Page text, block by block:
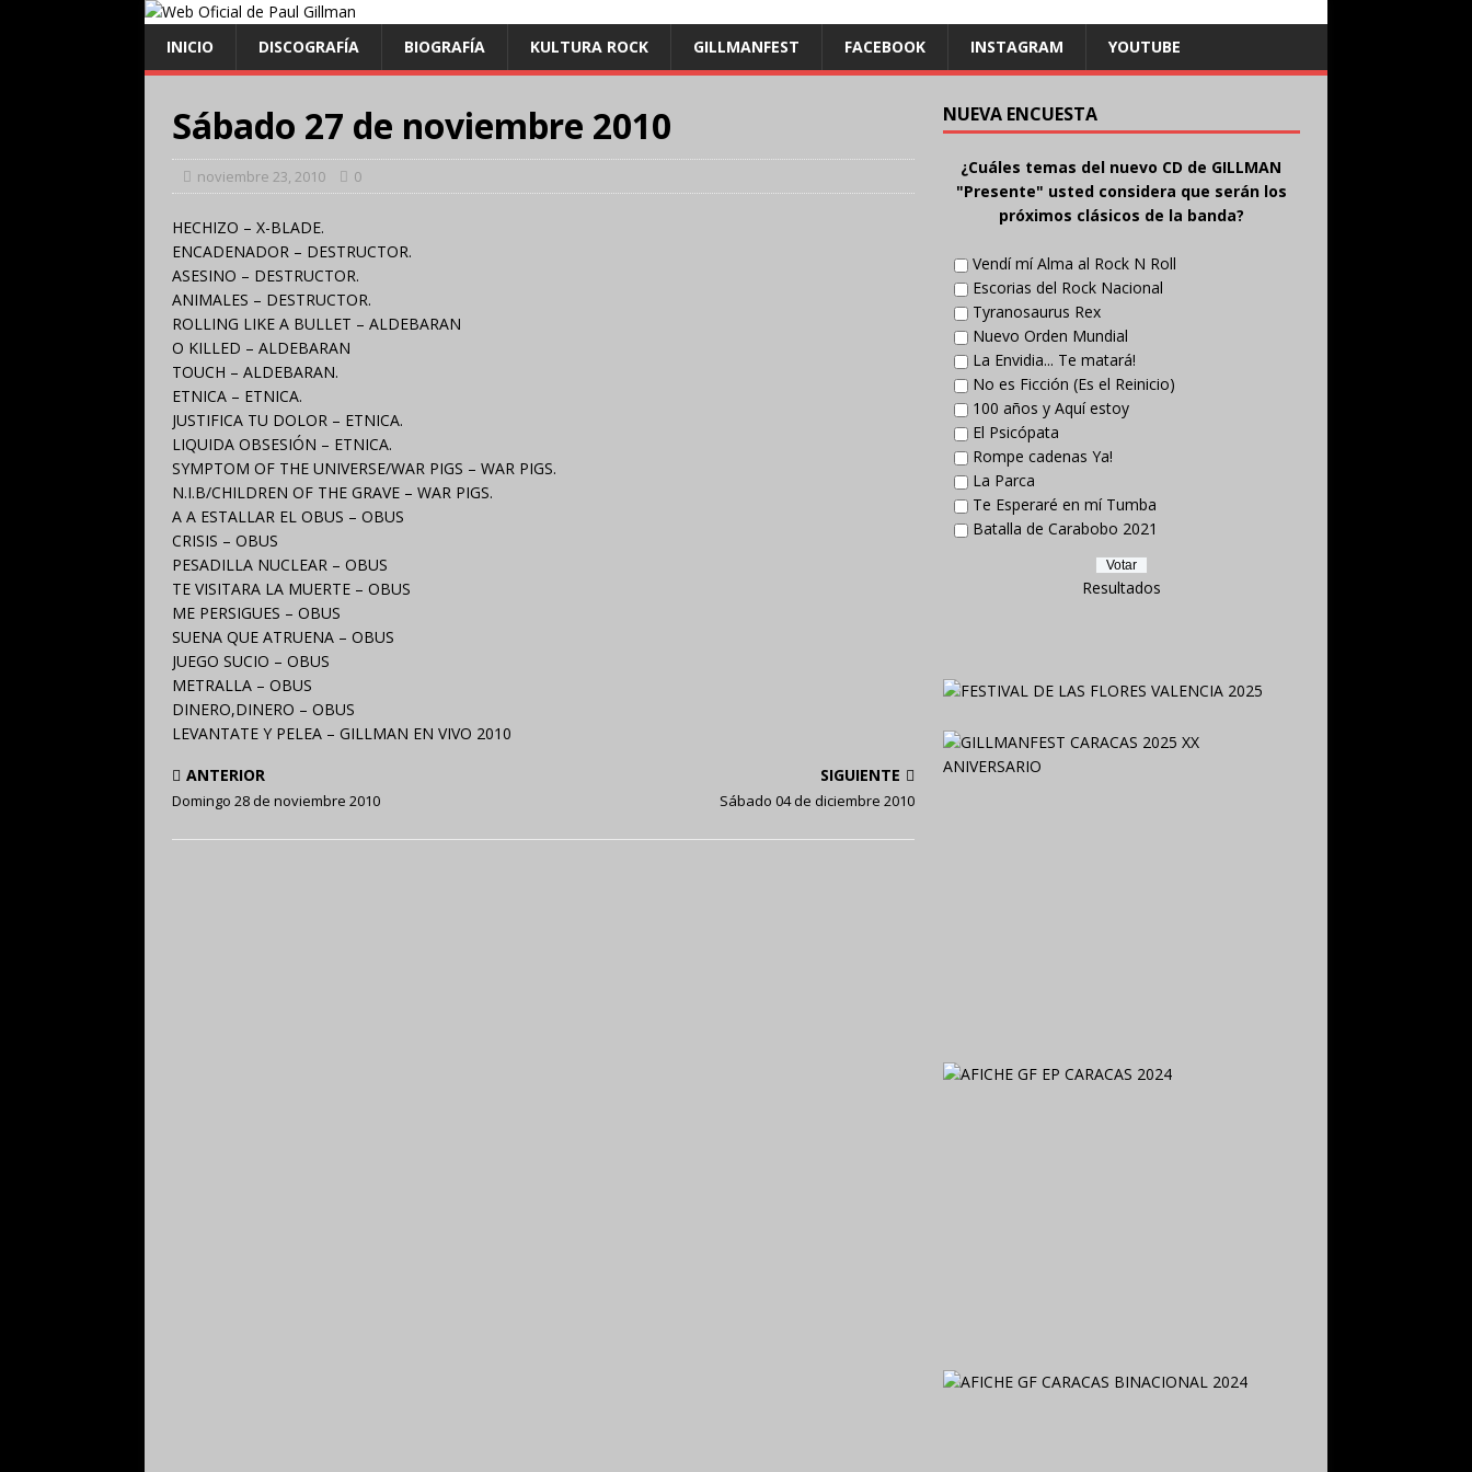
INICIO DISCOGRAFÍA BIOGRAFÍA KULTURA ROCK GILLMANFEST FACEBOOK INSTAGRAM YOUTUBE
Sábado 27 de noviembre 2010
noviembre 23, 2010 0
HECHIZO – X-BLADE.
ENCADENADOR – DESTRUCTOR.
ASESINO – DESTRUCTOR.
ANIMALES – DESTRUCTOR.
ROLLING LIKE A BULLET – ALDEBARAN
O KILLED – ALDEBARAN
TOUCH – ALDEBARAN.
ETNICA – ETNICA.
JUSTIFICA TU DOLOR – ETNICA.
LIQUIDA OBSESIÓN – ETNICA.
SYMPTOM OF THE UNIVERSE/WAR PIGS – WAR PIGS.
N.I.B/CHILDREN OF THE GRAVE – WAR PIGS.
A A ESTALLAR EL OBUS – OBUS
CRISIS – OBUS
PESADILLA NUCLEAR – OBUS
TE VISITARA LA MUERTE – OBUS
ME PERSIGUES – OBUS
SUENA QUE ATRUENA – OBUS
JUEGO SUCIO – OBUS
METRALLA – OBUS
DINERO,DINERO – OBUS
LEVANTATE Y PELEA – GILLMAN EN VIVO 2010
ANTERIOR
Domingo 28 de noviembre 2010
SIGUIENTE
Sábado 04 de diciembre 2010
NUEVA ENCUESTA
¿Cuáles temas del nuevo CD de GILLMAN
"Presente" usted considera que serán los
próximos clásicos de la banda?
Vendí mí Alma al Rock N Roll
Escorias del Rock Nacional
Tyranosaurus Rex
Nuevo Orden Mundial
La Envidia... Te matará!
No es Ficción (Es el Reinicio)
100 años y Aquí estoy
El Psicópata
Rompe cadenas Ya!
La Parca
Te Esperaré en mí Tumba
Batalla de Carabobo 2021
Resultados